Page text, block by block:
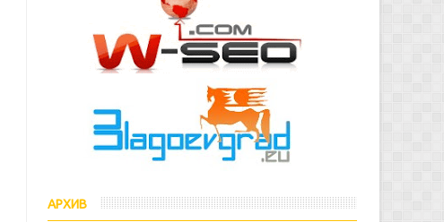
АРХИВ